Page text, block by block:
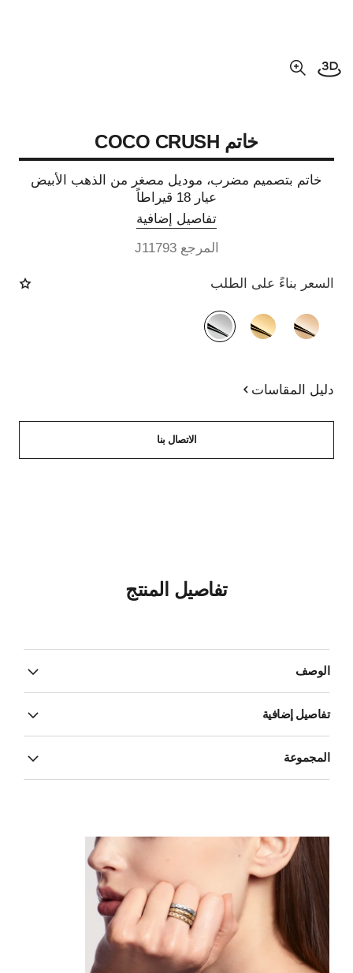
فتح العرض ثلاثي الأبعاد
عرض مكبّر عن الصورة
خاتم COCO CRUSH
خاتم بتصميم مضرب، موديل مصغر من الذهب الأبيض
عيار 18 قيراطاً
تفاصيل إضافية
المرجع J11793
السعر بناءً على الطلب
الصيغة البديلة(3)
دليل المقاسات
الاتصال بنا
تفاصيل المنتج
الوصف
تفاصيل إضافية
المجموعة